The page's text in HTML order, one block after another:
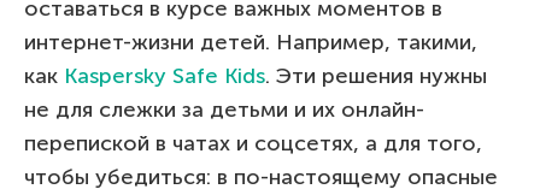
оставаться в курсе важных моментов в
интернет-жизни детей. Например, такими,
как Kaspersky Safe Kids. Эти решения нужны
не для слежки за детьми и их онлайн-
перепиской в чатах и соцсетях, а для того,
чтобы убедиться: в по-настоящему опасные